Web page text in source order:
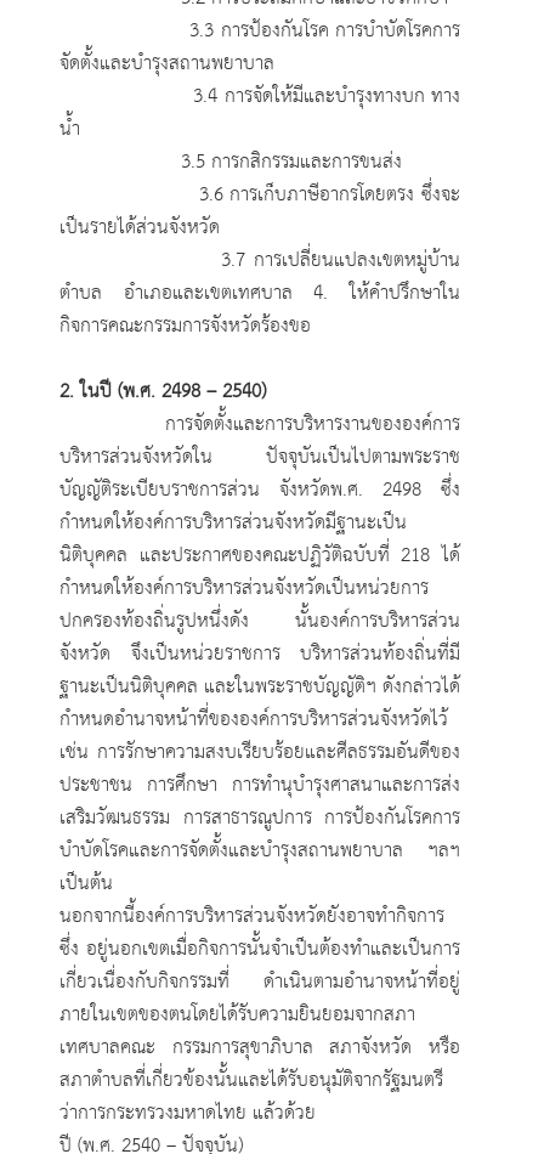
3.3 การป้องกันโรค การบำบัดโรคการ
จัดตั้งและบำรุงสถานพยาบาล
3.4 การจัดให้มีและบำรุงทางบก ทาง
น้ำ
3.5 การกสิกรรมและการขนส่ง
3.6 การเก็บภาษีอากรโดยตรง ซึ่งจะ
เป็นรายได้ส่วนจังหวัด
3.7 การเปลี่ยนแปลงเขตหมู่บ้าน
ตำบล อำเภอและเขตเทศบาล 4. ให้คำปรึกษาใน
กิจการคณะกรรมการจังหวัดร้องขอ
2. ในปี (พ.ศ. 2498 – 2540)
การจัดตั้งและการบริหารงานขององค์การ
บริหารส่วนจังหวัดใน ปัจจุบันเป็นไปตามพระราช
บัญญัติระเบียบราชการส่วน จังหวัดพ.ศ. 2498 ซึ่ง
กำหนดให้องค์การบริหารส่วนจังหวัดมีฐานะเป็น
นิติบุคคล และประกาศของคณะปฏิวัติฉบับที่ 218 ได้
กำหนดให้องค์การบริหารส่วนจังหวัดเป็นหน่วยการ
ปกครองท้องถิ่นรูปหนึ่งดัง นั้นองค์การบริหารส่วน
จังหวัด จึงเป็นหน่วยราชการ บริหารส่วนท้องถิ่นที่มี
ฐานะเป็นนิติบุคคล และในพระราชบัญญัติฯ ดังกล่าวได้
กำหนดอำนาจหน้าที่ขององค์การบริหารส่วนจังหวัดไว้
เช่น การรักษาความสงบเรียบร้อยและศีลธรรมอันดีของ
ประชาชน การศึกษา การทำนุบำรุงศาสนาและการส่ง
เสริมวัฒนธรรม การสาธารณูปการ การป้องกันโรคการ
บำบัดโรคและการจัดตั้งและบำรุงสถานพยาบาล ฯลฯ
เป็นต้น
นอกจากนี้องค์การบริหารส่วนจังหวัดยังอาจทำกิจการ
ซึ่ง อยู่นอกเขตเมื่อกิจการนั้นจำเป็นต้องทำและเป็นการ
เกี่ยวเนื่องกับกิจกรรมที่ ดำเนินตามอำนาจหน้าที่อยู่
ภายในเขตของตนโดยได้รับความยินยอมจากสภา
เทศบาลคณะ กรรมการสุขาภิบาล สภาจังหวัด หรือ
สภาตำบลที่เกี่ยวข้องนั้นและได้รับอนุมัติจากรัฐมนตรี
ว่าการกระทรวงมหาดไทย แล้วด้วย
ปี (พ.ศ. 2540 – ปัจจุบัน)